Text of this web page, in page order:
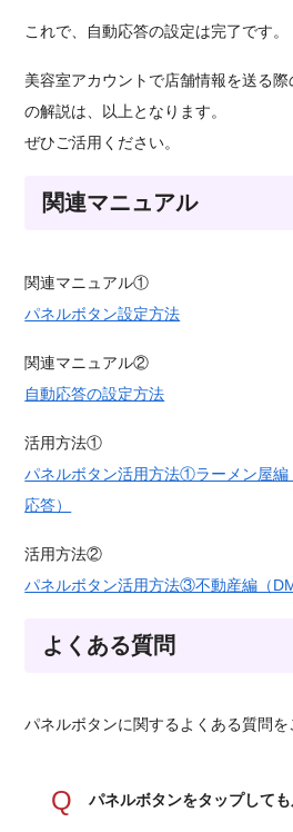
これで、自動応答の設定は完了です。
美容室アカウントで店舗情報を送る
の解説は、以上となります。
ぜひご活用ください。
関連マニュアル
関連マニュアル①
パネルボタン設定方法
関連マニュアル②
自動応答の設定方法
活用方法①
パネルボタン活用方法①ラーメン屋編
応答）
活用方法②
パネルボタン活用方法③不動産編（
よくある質問
パネルボタンに関するよくある質問を
Q パネルボタンをタップしても